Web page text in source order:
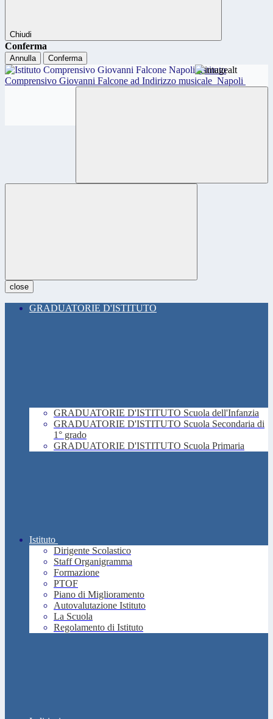
Chiudi
Conferma
Annulla Conferma
Istituto
Comprensivo Giovanni Falcone ad Indirizzo musicale Napoli
close
GRADUATORIE D'ISTITUTO
GRADUATORIE D'ISTITUTO Scuola dell'Infanzia
GRADUATORIE D'ISTITUTO Scuola Secondaria di
1° grado
GRADUATORIE D'ISTITUTO Scuola Primaria
Istituto
Dirigente Scolastico
Staff Organigramma
Formazione
PTOF
Piano di Miglioramento
Autovalutazione Istituto
La Scuola
Regolamento di Istituto